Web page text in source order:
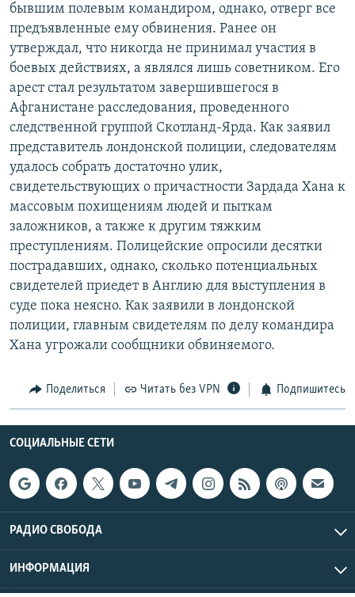
бывшим полевым командиром, однако, отверг все
предъявленные ему обвинения. Ранее он
утверждал, что никогда не принимал участия в
боевых действиях, а являлся лишь советником. Его
арест стал результатом завершившегося в
Афганистане расследования, проведенного
следственной группой Скотланд-Ярда. Как заявил
представитель лондонской полиции, следователям
удалось собрать достаточно улик,
свидетельствующих о причастности Зардада Хана к
массовым похищениям людей и пыткам
заложников, а также к другим тяжким
преступлениям. Полицейские опросили десятки
пострадавших, однако, сколько потенциальных
свидетелей приедет в Англию для выступления в
суде пока неясно. Как заявили в лондонской
полиции, главным свидетелям по делу командира
Хана угрожали сообщники обвиняемого.
Поделиться Читать без VPN Подпишитесь
СОЦИАЛЬНЫЕ СЕТИ
РАДИО СВОБОДА
ИНФОРМАЦИЯ